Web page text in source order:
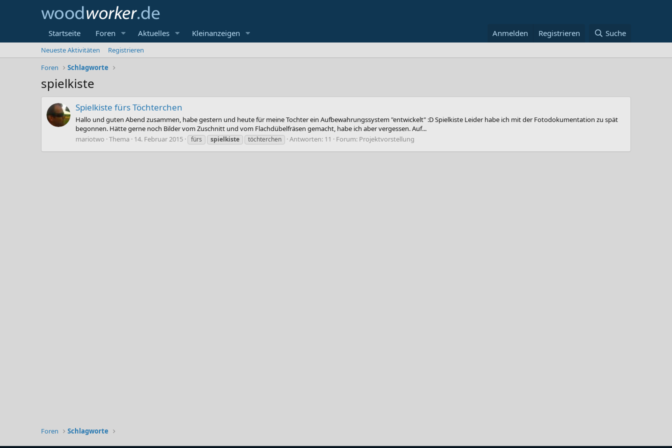
Startseite Foren Aktuelles Kleinanzeigen Anmelden Registrieren Suche
Neueste Aktivitäten
Registrieren
Foren
Schlagworte
spielkiste
Spielkiste fürs Töchterchen
Hallo und guten Abend zusammen, habe gestern und heute für meine Tochter ein Aufbewahrungssystem "entwickelt" :D Spielkiste Leider habe ich mit der Fotodokumentation zu spät
begonnen. Hätte gerne noch Bilder vom Zuschnitt und vom Flachdübelfräsen gemacht, habe ich aber vergessen. Auf...
mariotwo Thema 14. Februar 2015 fürs spielkiste töchterchen Antworten: 11 Forum: Projektvorstellung
Foren Schlagworte